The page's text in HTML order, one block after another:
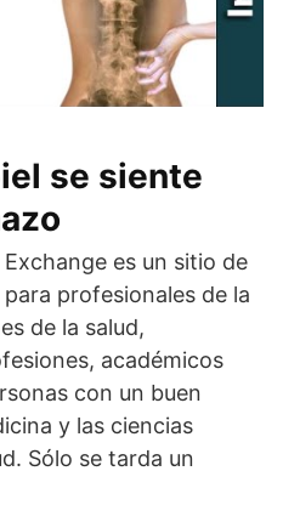
se siente
es un sitio de
profesionales de la
de la salud,
académicos
con un buen
y las ciencias
Sólo se tarda un